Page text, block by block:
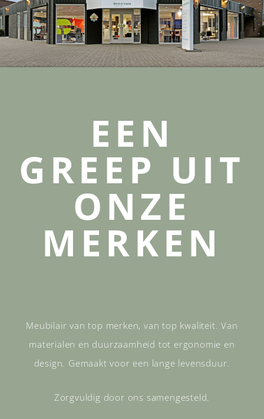
EEN
GREEP UIT
ONZE
MERKEN
Meubilair van top merken, van top kwaliteit. Van
materialen en duurzaamheid tot ergonomie en
design. Gemaakt voor een lange levensduur.
Zorgvuldig door ons samengesteld.